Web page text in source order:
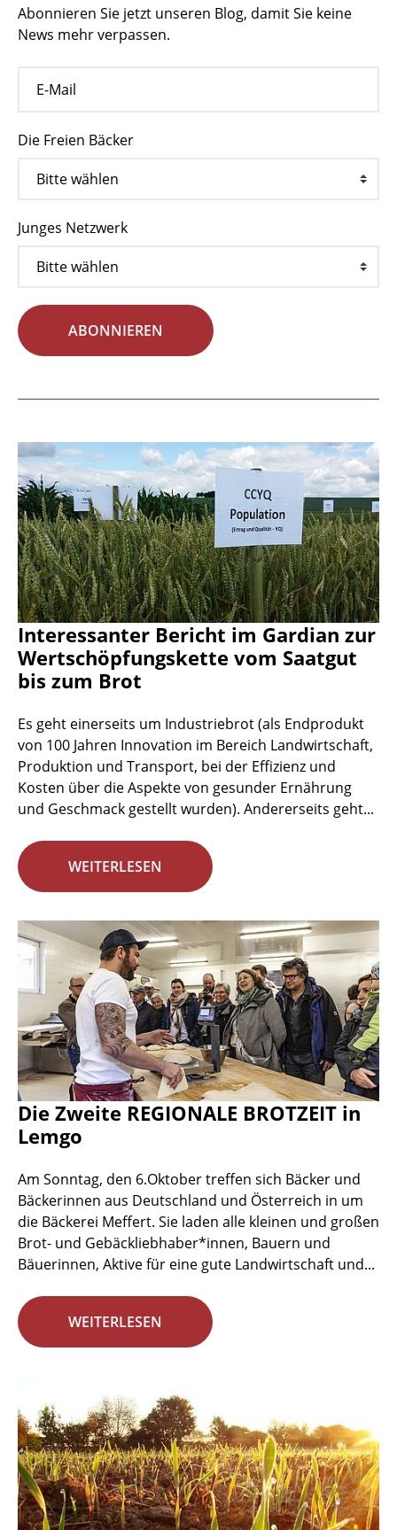
Abonnieren Sie jetzt unseren Blog, damit Sie keine
News mehr verpassen.
Die Freien Bäcker
Junges Netzwerk
ABONNIEREN
Interessanter Bericht im Gardian zur
Wertschöpfungskette vom Saatgut
bis zum Brot
Es geht einerseits um Industriebrot (als Endprodukt
von 100 Jahren Innovation im Bereich Landwirtschaft,
Produktion und Transport, bei der Effizienz und
Kosten über die Aspekte von gesunder Ernährung
und Geschmack gestellt wurden). Andererseits geht...
WEITERLESEN
Die Zweite REGIONALE BROTZEIT in
Lemgo
Am Sonntag, den 6.Oktober treffen sich Bäcker und
Bäckerinnen aus Deutschland und Österreich in um
die Bäckerei Meffert. Sie laden alle kleinen und großen
Brot- und Gebäckliebhaber*innen, Bauern und
Bäuerinnen, Aktive für eine gute Landwirtschaft und...
WEITERLESEN